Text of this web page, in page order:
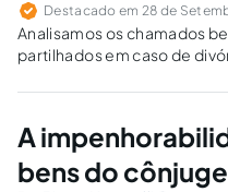
Destacado em 28 de
Analisamos os chamados
partilhados em caso de
A
bens do cônjuge